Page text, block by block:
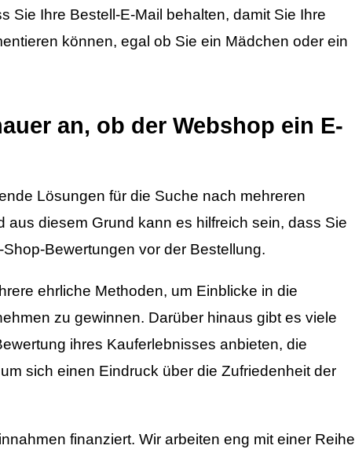
Sie Ihre Bestell-E-Mail behalten, damit Sie Ihre
können, egal ob Sie ein Mädchen oder ein
an, ob der Webshop ein E-
Lösungen für die Suche nach mehreren
aus diesem Grund kann es hilfreich sein, dass Sie
Bewertungen vor der Bestellung.
ehrliche Methoden, um Einblicke in die
zu gewinnen. Darüber hinaus gibt es viele
ihres Kauferlebnisses anbieten, die
sich einen Eindruck über die Zufriedenheit der
finanziert. Wir arbeiten eng mit einer Reihe